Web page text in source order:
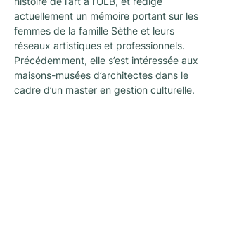
actuellement un mémoire portant sur les
femmes de la famille Sèthe et leurs
réseaux artistiques et professionnels.
Précédemment, elle s’est intéressée aux
maisons-musées d’architectes dans le
cadre d’un master en gestion culturelle.